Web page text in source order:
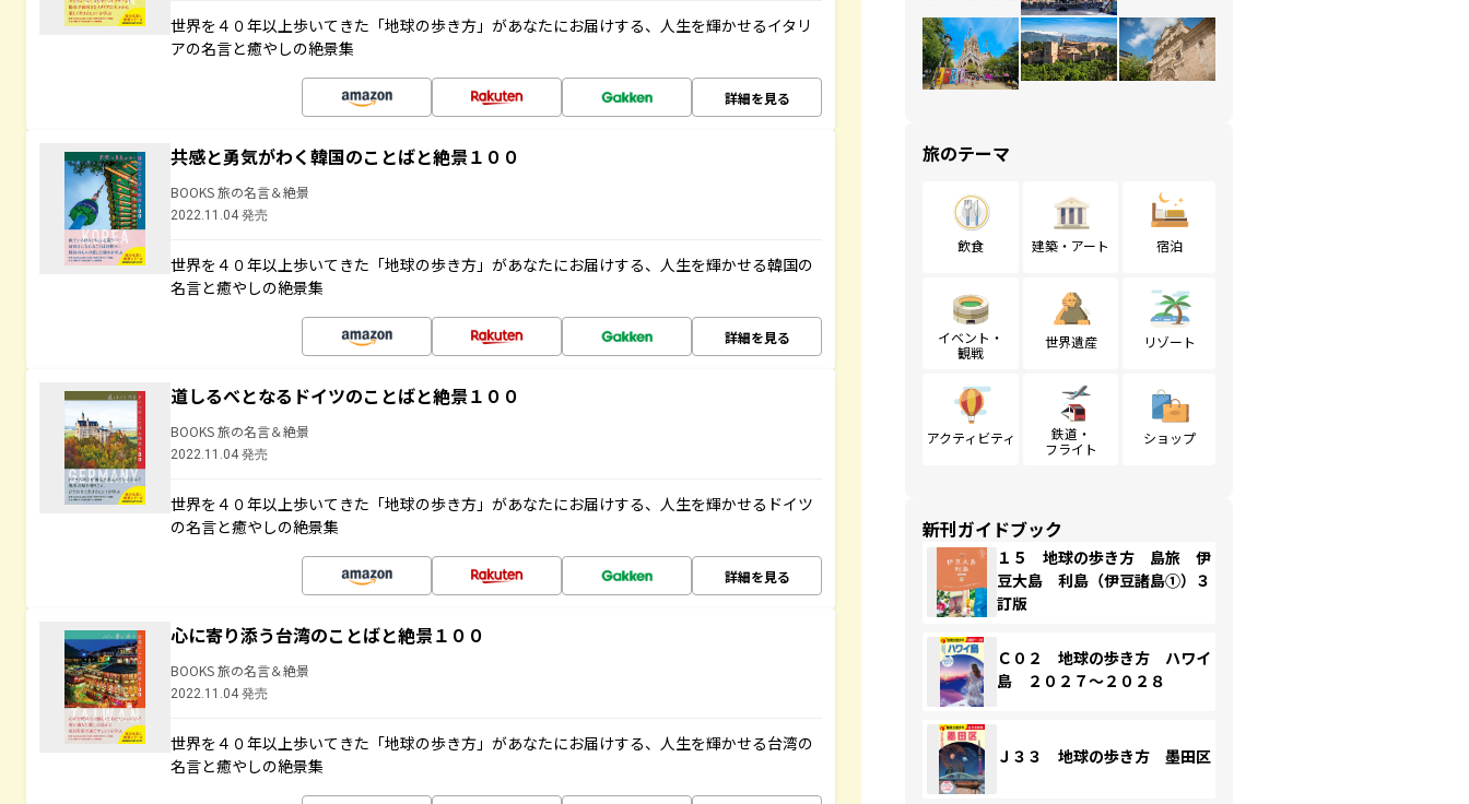
世界を４０年以上歩いてきた「地球の歩き方」があなたにお届けする、人生を輝かせるイタリ
アの名言と癒やしの絶景集
詳細を見る
共感と勇気がわく韓国のことばと絶景１００
BOOKS 旅の名言＆絶景
2022.11.04 発売
世界を４０年以上歩いてきた「地球の歩き方」があなたにお届けする、人生を輝かせる韓国の
名言と癒やしの絶景集
詳細を見る
道しるべとなるドイツのことばと絶景１００
BOOKS 旅の名言＆絶景
2022.11.04 発売
世界を４０年以上歩いてきた「地球の歩き方」があなたにお届けする、人生を輝かせるドイツ
の名言と癒やしの絶景集
詳細を見る
心に寄り添う台湾のことばと絶景１００
BOOKS 旅の名言＆絶景
2022.11.04 発売
世界を４０年以上歩いてきた「地球の歩き方」があなたにお届けする、人生を輝かせる台湾の
名言と癒やしの絶景集
旅のテーマ
飲食 建築・アート 宿泊
イベント・
観戦
世界遺産 リゾート
アクティビティ
鉄道・
フライト
ショップ
新刊ガイドブック
１５ 地球の歩き方 島旅 伊
豆大島 利島（伊豆諸島①）３
訂版
Ｃ０２ 地球の歩き方 ハワイ
島 ２０２７～２０２８
Ｊ３３ 地球の歩き方 墨田区